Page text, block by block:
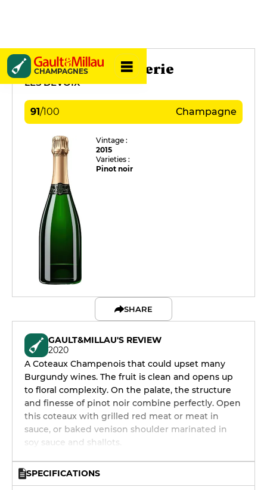
CHAMPAGNES
Domaine La Borderie
LES DEVOIX
91/100 Champagne
Vintage :
2015
Varieties :
Pinot noir
SHARE
GAULT&MILLAU'S REVIEW
2020
A Coteaux Champenois that could upset many
Burgundy wines. The fruit is clean and opens up
to floral complexity. On the palate, the structure
and finesse of pinot noir combine perfectly. Open
this coteaux with grilled red meat or meat in
sauce, or baked venison shoulder marinated in
soy sauce and shallots.
SPECIFICATIONS